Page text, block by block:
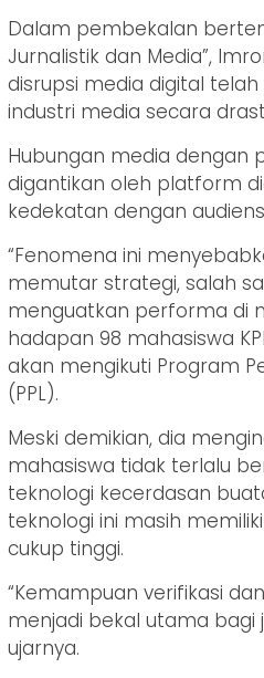
Dalam pembekalan
Jurnalistik dan Media”,
disrupsi media digital
industri media secara
Hubungan media dengan
digantikan oleh platform
kedekatan dengan
“Fenomena ini
memutar strategi, salah
menguatkan performa di
hadapan 98 mahasiswa
akan mengikuti Program
(PPL).
Meski demikian, dia
mahasiswa tidak terlalu
teknologi kecerdasan
teknologi ini masih
cukup tinggi.
“Kemampuan verifikasi
menjadi bekal utama bagi
ujarnya.